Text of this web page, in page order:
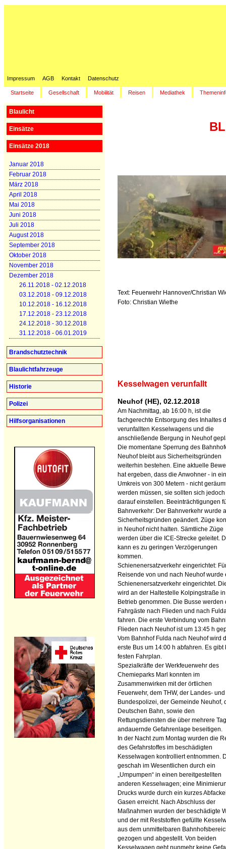
Impressum AGB Kontakt Datenschutz
Startseite Gesellschaft Mobilität Reisen Mediathek
Blaulicht
Einsätze
Einsätze 2018
Januar 2018
Februar 2018
März 2018
April 2018
Mai 2018
Juni 2018
Juli 2018
August 2018
September 2018
Oktober 2018
November 2018
Dezember 2018
26.11.2018 - 02.12.2018
03.12.2018 - 09.12.2018
10.12.2018 - 16.12.2018
17.12.2018 - 23.12.2018
24.12.2018 - 30.12.2018
31.12.2018 - 06.01.2019
Brandschutztechnik
Blaulichtfahrzeuge
Historie
Polizei
Hilfsorganisationen
Text: Feuerwehr Hannover/Christian
Foto: Christian Wiethe
Kesselwagen verunfallt
Neuhof (HE), 02.12.2018
Am Nachmittag, ab 16:00 h, ist die
fachgerechte Entsorgung des Inhaltes
verunfallten Kesselwagens und die
anschließende Bergung in Neuhof
Die momentane Sperrung des
Neuhof bleibt aus Sicherheitsgründen
weiterhin bestehen. Eine aktuelle
hat ergeben, dass die Anwohner - in
Umkreis von 300 Metern - nicht
werden müssen, sie sollten sich jedoch
darauf einstellen. Beeinträchtigungen
Bahnverkehr: Der Bahnverkehr wurde
Sicherheitsgründen geändert. Züge
in Neuhof nicht halten. Sämtliche Züge
werden über die ICE-Strecke geleitet.
kann es zu geringen Verzögerungen
kommen.
Schienenersatzverkehr eingerichtet:
Reisende von und nach Neuhof wurde
Schienenersatzverkehr eingerichtet.
wird an der Haltestelle Kolpingstraße in
Betrieb genommen. Die Busse werden
Fahrgäste nach Flieden und nach
fahren. Die erste Verbindung vom
Flieden nach Neuhof ist um 13:45 h
Vom Bahnhof Fulda nach Neuhof wird
erste Bus um 14:00 h abfahren. Es gibt
festen Fahrplan.
Spezialkräfte der Werkfeuerwehr des
Chemieparks Marl konnten im
Zusammenwirken mit der örtlichen
Feuerwehr, dem THW, der Landes- und
Bundespolizei, der Gemeinde Neuhof,
Deutschen Bahn, sowie den
Rettungsdiensten die über mehrere
andauernde Gefahrenlage beseitigen.
In der Nacht zum Montag wurden die
des Gefahrstoffes im beschädigten
Kesselwagen kontrolliert entnommen.
geschah im Wesentlichen durch ein
„Umpumpen“ in einen bereitgestellten
anderen Kesselwagen; eine
Drucks wurde durch ein kurzes
Gasen erreicht. Nach Abschluss der
Maßnahmen wurden der beschädigte
und der mit Reststoffen gefüllte
aus dem unmittelbaren
gezogen und abgestellt. Von beiden
Kesselwagen geht nunmehr keine